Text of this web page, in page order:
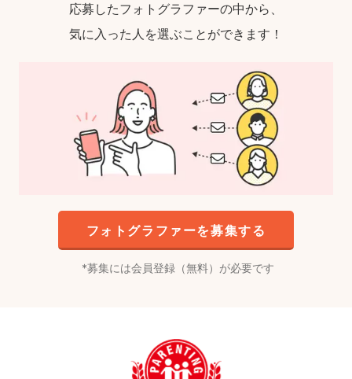
応募したフォトグラファーの中から、
気に入った人を選ぶことができます！
フォトグラファーを募集する
募集には会員登録（無料）が必要です